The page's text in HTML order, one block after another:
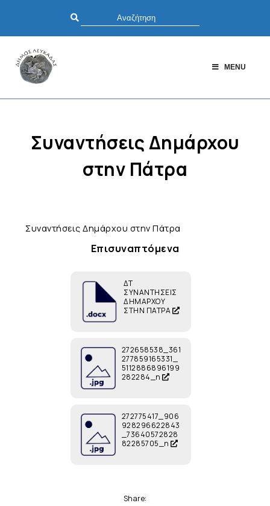
MENU
Συναντήσεις Δημάρχου
στην Πάτρα
Συναντήσεις Δημάρχου στην Πάτρα
Επισυναπτόμενα
ΔΤ
ΣΥΝΑΝΤΗΣΕΙΣ
ΔΗΜΑΡΧΟΥ
ΣΤΗΝ ΠΑΤΡΑ
272658538_361
277859165331_
5112886896199
282284_n
272775417_906
928296622843
_73640572828
82285705_n
Share: